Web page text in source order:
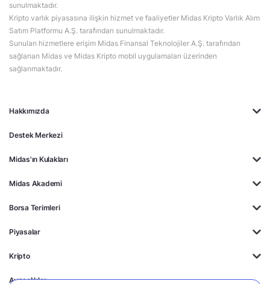
Hakkımızda
Destek Merkezi
Midas'ın Kulakları
Midas Akademi
Borsa Terimleri
Piyasalar
Kripto
Ayrıcalıklar
sunulmaktadır.
Kripto varlık piyasasına ilişkin hizmet ve faaliyetler Midas Kripto Varlık Alım
Satım Platformu A.Ş. tarafından sunulmaktadır.
Sunulan hizmetlere erişim Midas Finansal Teknolojiler A.Ş. tarafından
sağlanan Midas ve Midas Kripto mobil uygulamaları üzerinden
sağlanmaktadır.